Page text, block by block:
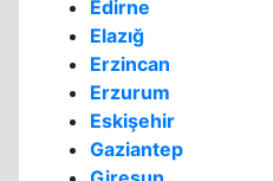
Edirne
Elazığ
Erzincan
Erzurum
Eskişehir
Gaziantep